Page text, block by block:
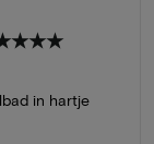
in hartje